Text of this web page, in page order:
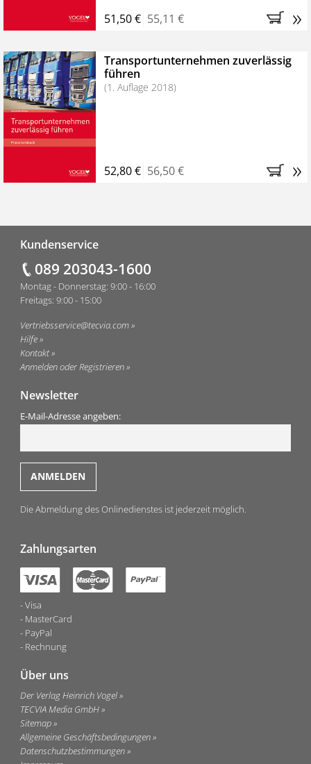
51,50 € 55,11 € »
Transportunternehmen zuverlässig
führen
(1. Auflage 2018)
52,80 € 56,50 € »
Kundenservice
089 203043-1600
Montag - Donnerstag: 9:00 - 16:00
Freitags: 9:00 - 15:00
Vertriebsservice@tecvia.com
Hilfe
Kontakt
Anmelden oder Registrieren
Newsletter
E-Mail-Adresse angeben:
Die Abmeldung des Onlinedienstes ist jederzeit möglich.
Zahlungsarten
Visa
MasterCard
PayPal
Rechnung
Über uns
Der Verlag Heinrich Vogel
TECVIA Media GmbH
Sitemap
Allgemeine Geschäftsbedingungen
Datenschutzbestimmungen